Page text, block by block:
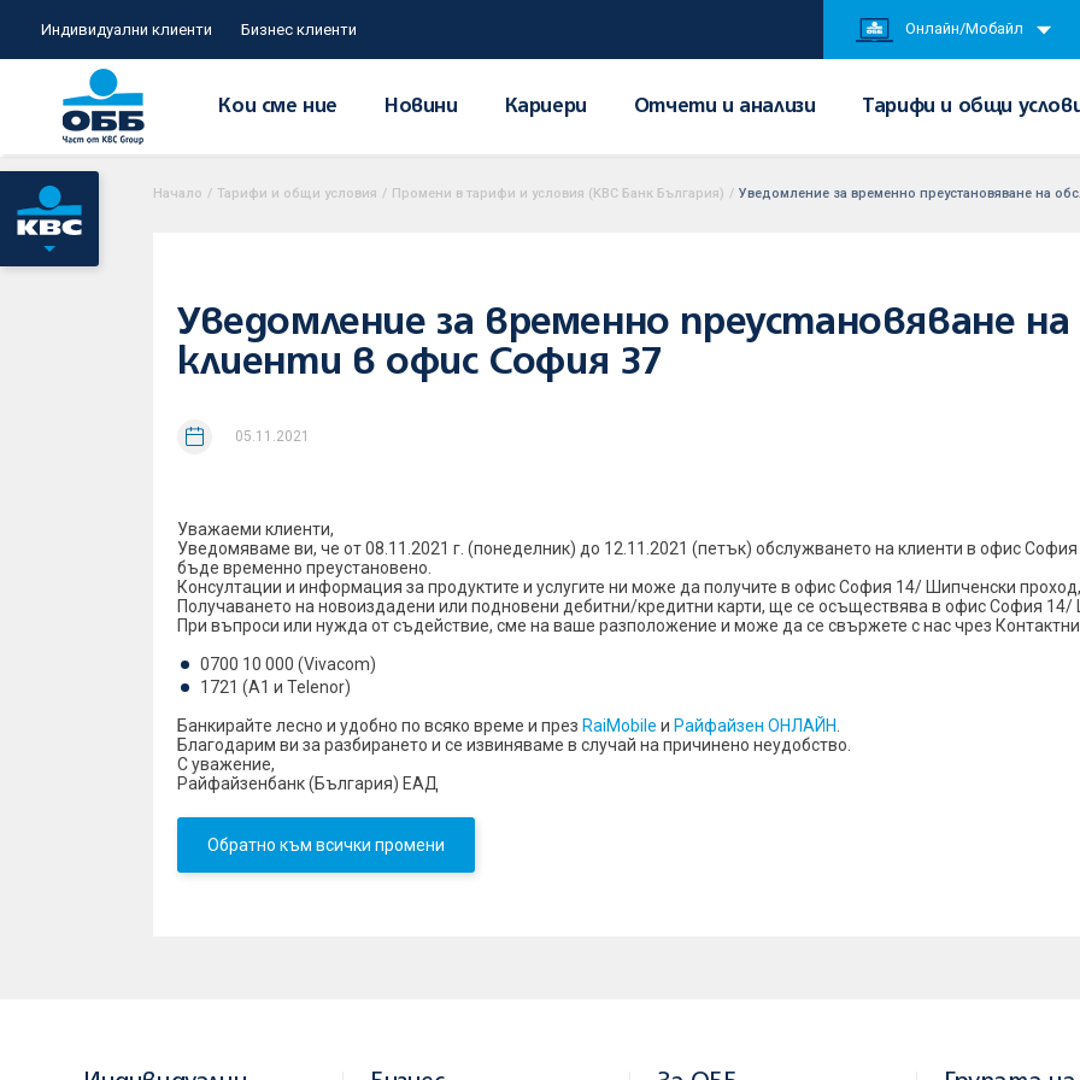
Индивидуални клиенти Бизнес клиенти Онлайн/Мобайл
Кои сме ние Новини Кариери Отчети и анализи Тарифи и общи
Начало / Тарифи и общи условия / Промени в тарифи и условия (KBC Банк България) / Уведомление за временно преустановяване на
Уведомление за временно преустановяване
клиенти в офис София 37
05.11.2021
Уважаеми клиенти,
Уведомяваме ви, че от 08.11.2021 г. (понеделник) до 12.11.2021 (петък) обслужването на клиенти в офис
бъде временно преустановено.
Консултации и информация за продуктите и услугите ни може да получите в офис София 14/ Шипченски
Получаването на новоиздадени или подновени дебитни/кредитни карти, ще се осъществява в офис София 14/
При въпроси или нужда от съдействие, сме на ваше разположение и може да се свържете с нас чрез
0700 10 000 (Vivacom)
1721 (A1 и Telenor)
Банкирайтe лесно и удобно по всяко време и през RaiMobile и Райфайзен ОНЛАЙН
Благодарим ви за разбирането и се извиняваме в случай на причинено неудобство.
С уважение,
Райфайзенбанк (България) ЕАД
Обратно към всички промени